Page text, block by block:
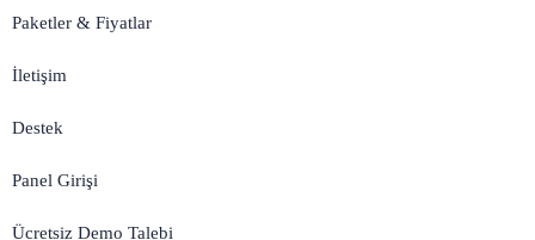
Paketler & Fiyatlar
İletişim
Destek
Panel Girişi
Ücretsiz Demo Talebi